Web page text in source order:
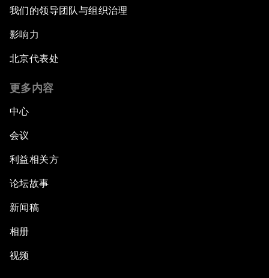
我们的领导团队与组织治理
影响力
北京代表处
更多内容
中心
会议
利益相关方
论坛故事
新闻稿
相册
视频